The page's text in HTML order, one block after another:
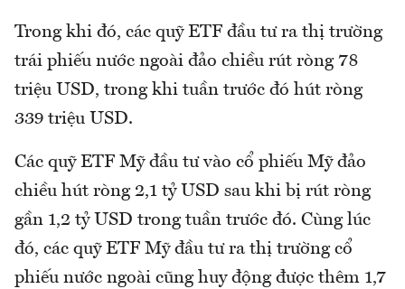
Trong khi đó, các quỹ ETF đầu tư ra thị trường
trái phiếu nước ngoài đảo chiều rút ròng 78
triệu USD, trong khi tuần trước đó hút ròng
339 triệu USD.
Các quỹ ETF Mỹ đầu tư vào cổ phiếu Mỹ đảo
chiều hút ròng 2,1 tỷ USD sau khi bị rút ròng
gần 1,2 tỷ USD trong tuần trước đó. Cùng lúc
đó, các quỹ ETF Mỹ đầu tư ra thị trường cổ
phiếu nước ngoài cũng huy động được thêm 1,7